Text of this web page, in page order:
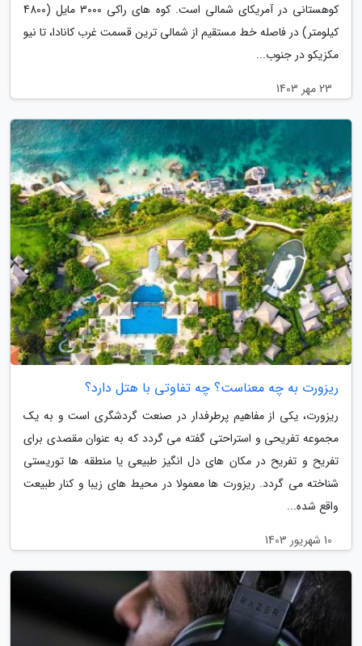
کوهستانی در آمریکای شمالی است. کوه های راکی 3000 مایل (4800
کیلومتر) در فاصله خط مستقیم از شمالی ترین قسمت غرب کانادا، تا نیو
مکزیکو در جنوب...
23 مهر 1403
ریزورت به چه معناست؟ چه تفاوتی با هتل دارد؟
ریزورت، یکی از مفاهیم پرطرفدار در صنعت گردشگری است و به یک
مجموعه تفریحی و استراحتی گفته می گردد که به عنوان مقصدی برای
تفریح و تفریح در مکان های دل انگیز طبیعی یا منطقه ها توریستی
شناخته می گردد. ریزورت ها معمولا در محیط های زیبا و کنار طبیعت
واقع شده...
10 شهریور 1403